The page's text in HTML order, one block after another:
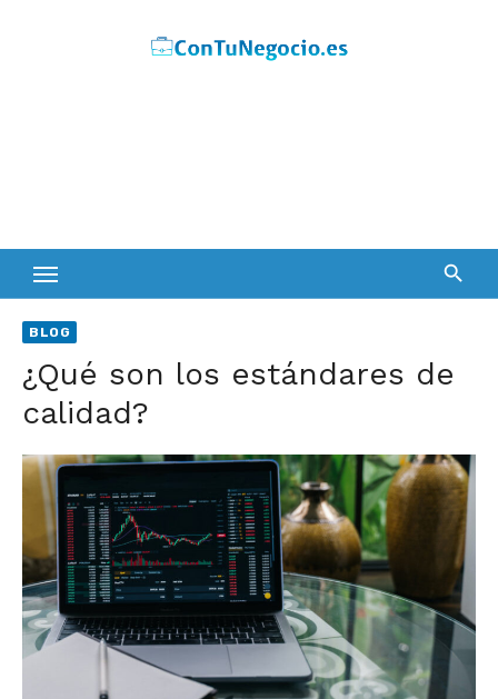
BLOG
¿Qué son los estándares de
calidad?